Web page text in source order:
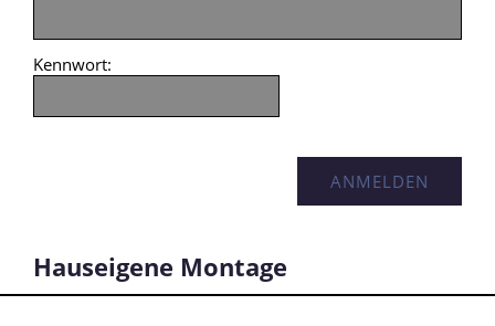
Kennwort:
Hauseigene Montage